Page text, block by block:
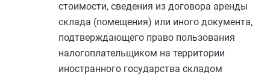
стоимости, сведения из договора аренды
склада (помещения) или иного документа,
подтверждающего право пользования
налогоплательщиком на территории
иностранного государства складом